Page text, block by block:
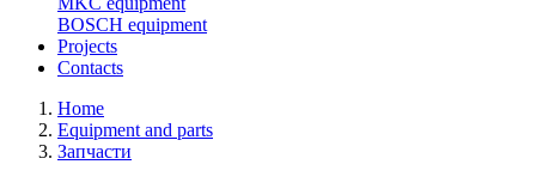
BOSCH equipment
Projects
Contacts
Home
Equipment and parts
Запчасти